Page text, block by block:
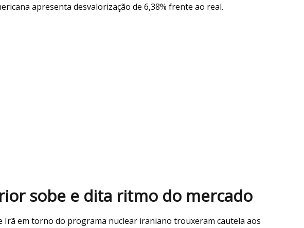
apresenta desvalorização de 6,38% frente ao real.
sobe e dita ritmo do mercado
Irã em torno do programa nuclear iraniano trouxeram cautela aos